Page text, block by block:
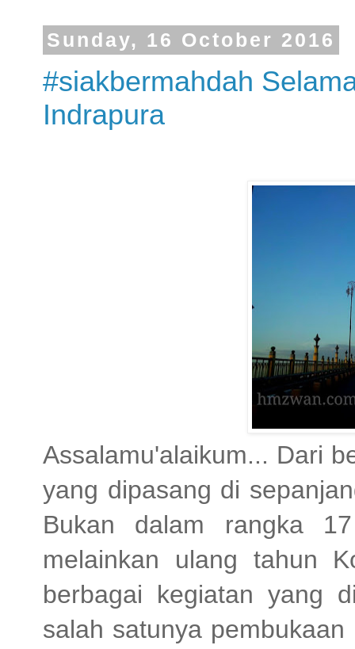
Sunday, 16 October 2016
#siakbermahdah
Indrapura
Assalamu'alaikum... Dari
yang dipasang di
Bukan dalam rangka
melainkan ulang tahun
berbagai kegiatan yang
salah satunya